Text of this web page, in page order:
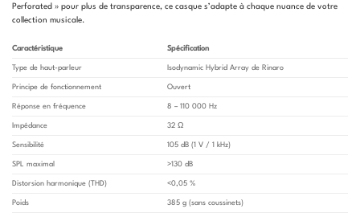
Perforated » pour plus de transparence, ce casque s’adapte à chaque nuance de votre
collection musicale.
Caractéristique Spécification
Type de haut-parleur Isodynamic Hybrid Array de Rinaro
Principe de fonctionnement Ouvert
Réponse en fréquence 8 – 110 000 Hz
Impédance 32 Ω
Sensibilité 105 dB (1 V / 1 kHz)
SPL maximal >130 dB
Distorsion harmonique (THD) <0,05 %
Poids 385 g (sans coussinets)